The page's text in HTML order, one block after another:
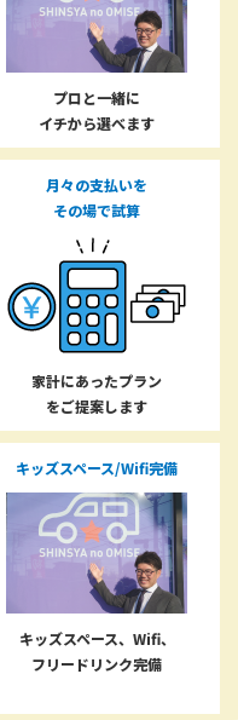
プロと一緒に
イチから選べます
月々の支払いを
その場で試算
家計にあったプラン
をご提案します
キッズスペース/Wifi完備
キッズスペース、Wifi、
フリードリンク完備